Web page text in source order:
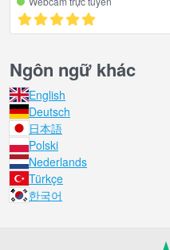
Ngôn ngữ khác
English
Deutsch
日本語
Polski
Nederlands
Türkçe
한국어